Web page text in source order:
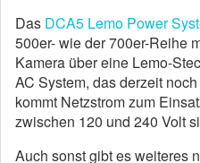
Das DCA5 Lemo Power
500er- wie der 700er-Reihe
Kamera über eine Lemo-
AC System, das derzeit
kommt Netzstrom zum
zwischen 120 und 240 Volt
Auch sonst gibt es weiteres